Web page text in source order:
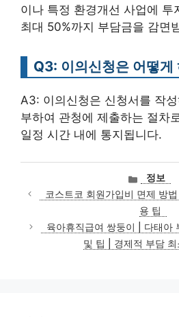
이나 특정 환경개선 사업에 투
최대 50%까지 부담금을 감면
Q3: 이의신청은 어떻게
A3: 이의신청은 신청서를 작
부하여 관청에 제출하는 절차
일정 시간 내에 통지됩니다.
카
테
고
리
정보
코스트코 회원가입비 면제 방
용 팁
육아휴직급여 쌍둥이 | 다태아
및 팁 | 경제적 부담